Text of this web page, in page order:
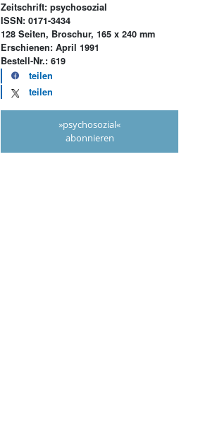
Zeitschrift: psychosozial
ISSN: 0171-3434
128 Seiten, Broschur, 165 x 240 mm
Erschienen: April 1991
Bestell-Nr.: 619
teilen
teilen
»psychosozial«
abonnieren